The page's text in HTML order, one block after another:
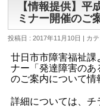
【情報提供】平
ミナー開催のご
投稿日 : 2017年11月10日 | カ
廿日市市障害福祉課
ナー「発達障害のあ
のご案内について情
詳細については、チ